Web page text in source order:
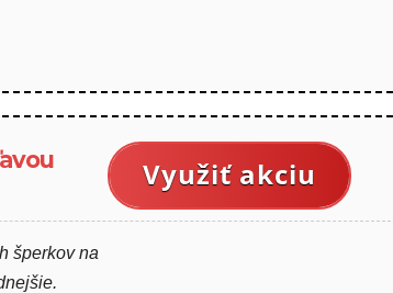
Využiť akciu
šperkov na